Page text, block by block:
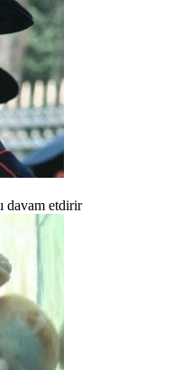
davam etdirir